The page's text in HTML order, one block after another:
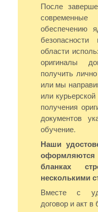
После
обеспечению
области
оригиналы
получить
или мы
или
получения
документов
обучение.
Наши
бланках
несколькими
Вместе с
договор и акт